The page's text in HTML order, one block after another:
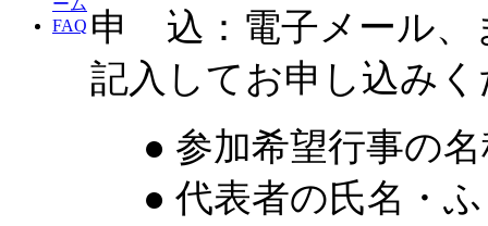
ーム
FAQ 申 込：電子メール、
記入してお申し込み
● 参加希望行事の
● 代表者の氏名・